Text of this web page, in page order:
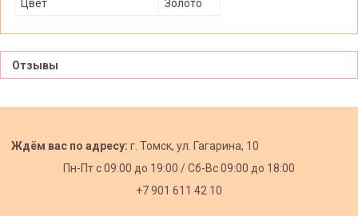
Цвет
Золото
Отзывы
Ждём вас по адресу: г. Томск, ул. Гагарина, 10
Пн-Пт с09:00 до 19:00 /Сб-Вс 09:00 до 18:00
+7 901 611 42 10